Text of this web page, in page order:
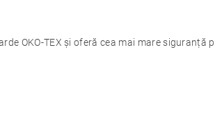
OKO-TEX și oferă cea mai mare siguranță